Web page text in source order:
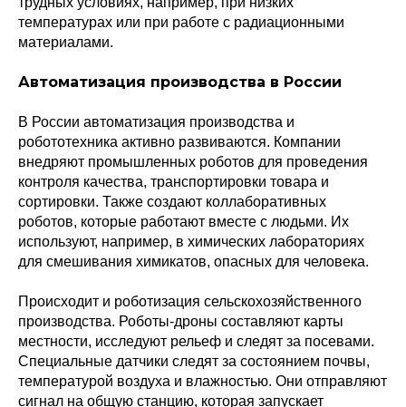
температурах или при работе с радиационными
материалами.
Автоматизация производства в России
В России автоматизация производства и
робототехника активно развиваются. Компании
внедряют промышленных роботов для проведения
контроля качества, транспортировки товара и
сортировки. Также создают коллаборативных
роботов, которые работают вместе с людьми. Их
используют, например, в химических лабораториях
для смешивания химикатов, опасных для человека.
Происходит и роботизация сельскохозяйственного
производства. Роботы-дроны составляют карты
местности, исследуют рельеф и следят за посевами.
Специальные датчики следят за состоянием почвы,
температурой воздуха и влажностью. Они отправляют
сигнал на общую станцию, которая запускает